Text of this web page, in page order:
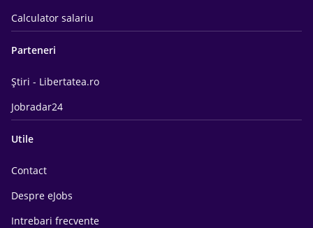
Calculator salariu
Parteneri
Știri - Libertatea.ro
Jobradar24
Utile
Contact
Despre eJobs
Intrebari frecvente